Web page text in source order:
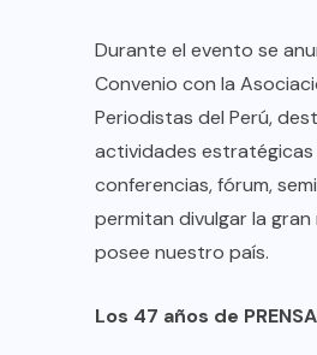
Durante el evento se
Convenio con la
Periodistas del Perú,
actividades
conferencias, fórum,
permitan divulgar la
posee nuestro país.
Los 47 años de